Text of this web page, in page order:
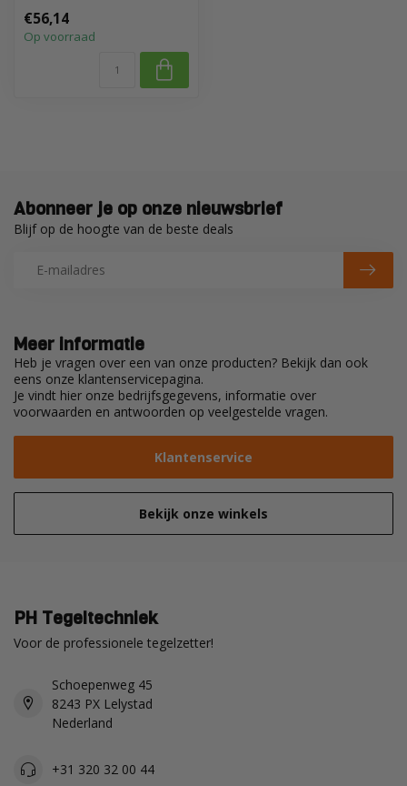
€56,14
Op voorraad
Meer informatie
Heb je vragen over een van onze producten? Bekijk dan ook
eens onze klantenservicepagina.
Je vindt hier onze bedrijfsgegevens, informatie over
voorwaarden en antwoorden op veelgestelde vragen.
Klantenservice
Bekijk onze winkels
Abonneer je op onze nieuwsbrief
Blijf op de hoogte van de beste deals
PH Tegeltechniek
Voor de professionele tegelzetter!
Schoepenweg 45
8243 PX Lelystad
Nederland
+31 320 32 00 44